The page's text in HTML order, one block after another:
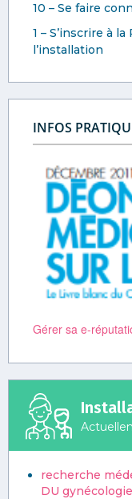
10 – Se faire
1 – S’inscrire à
l’installation
INFOS
Gérer sa e-
recherche
DU gynécologie